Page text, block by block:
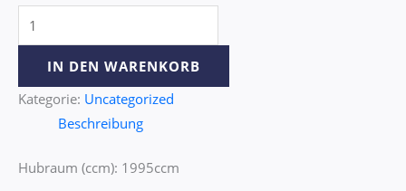
IN DEN WARENKORB
Kategorie: Uncategorized
Beschreibung
Hubraum (ccm): 1995ccm